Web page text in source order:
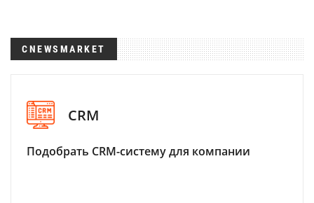
CNEWSMARKET
CRM
Подобрать CRM-систему для компании